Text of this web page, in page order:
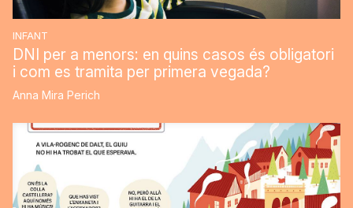
INFANT
DNI per a menors: en quins casos és obligatori
i com es tramita per primera vegada?
Anna Mira Perich